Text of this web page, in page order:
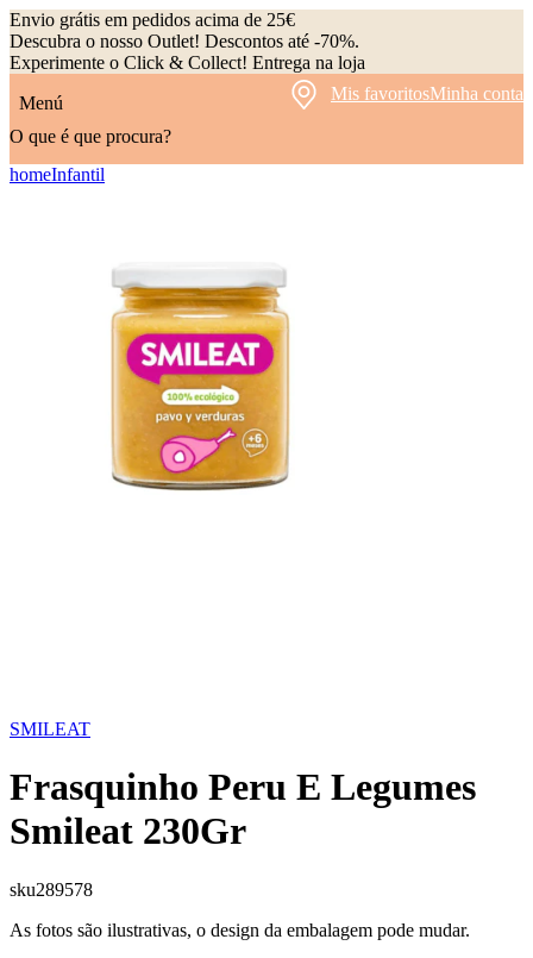
Envio grátis em pedidos acima de 25€
Descubra o nosso Outlet! Descontos até -70%.
Experimente o Click & Collect! Entrega na loja
Menú
Mis favoritosMinha conta
O que é que procura?
homeInfantil
SMILEAT
Frasquinho Peru E Legumes
Smileat 230Gr
sku289578
As fotos são ilustrativas, o design da embalagem pode mudar.